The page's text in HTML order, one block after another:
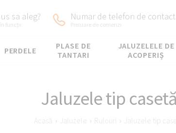
sa aleg?
funcții
Numar de telefon de contact
Preluare de comenzi
PERDELE
PLASE DE
TANTARI
JALUZELELE DE
ACOPERIȘ
Jaluzele tip casetă
Acasă › Jaluzele › Rulouri › Jaluzele tip